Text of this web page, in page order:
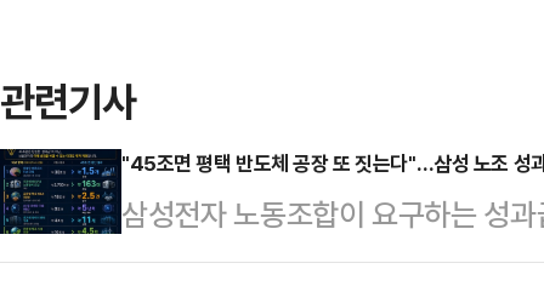
관련기사
"45조면 평택 반도체 공장 또 짓는다"…삼성 노조 성
삼성전자 노동조합이 요구하는 성
투자 관점에서 환산한 비교 자료가